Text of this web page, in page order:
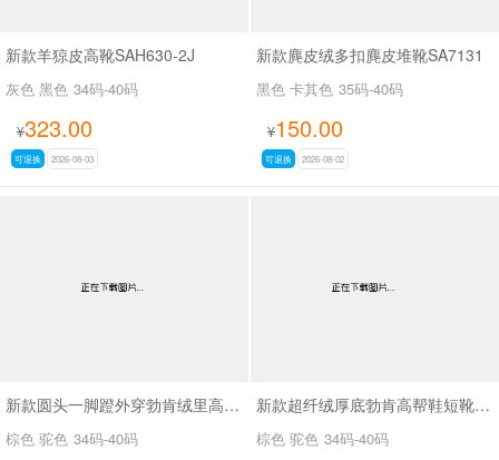
新款羊猄皮高靴SAH630-2J
灰色 黑色 34码-40码
¥323.00
可退换 2026-08-03
新款麂皮绒多扣麂皮堆靴SA7131
黑色 卡其色 35码-40码
¥150.00
可退换 2026-08-02
新款圆头一脚蹬外穿勃肯绒里高帮鞋SA9109
棕色 驼色 34码-40码
新款超纤绒厚底勃肯高帮鞋短靴SA9116
棕色 驼色 34码-40码